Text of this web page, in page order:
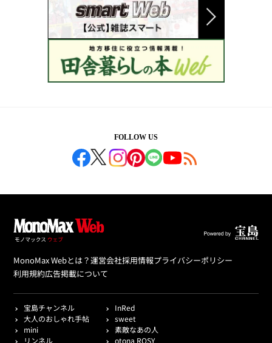
FOLLOW US
MonoMax Webとは？運営会社採用情報プライバシーポリシー
利用規約広告掲載について
宝島チャンネル
InRed
大人のおしゃれ手帖
sweet
mini
素敵なあの人
リンネル
otona ROSY